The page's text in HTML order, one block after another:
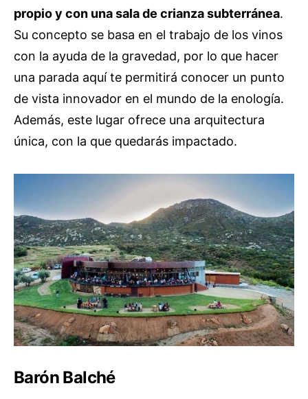
propio y con una sala de crianza subterránea.
Su concepto se basa en el trabajo de los vinos
con la ayuda de la gravedad, por lo que hacer
una parada aquí te permitirá conocer un punto
de vista innovador en el mundo de la enología.
Además, este lugar ofrece una arquitectura
única, con la que quedarás impactado.
Barón Balché